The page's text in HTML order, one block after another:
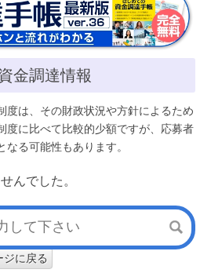
金調達情報
度は、その財政状況や方針によるため
度に比べて比較的少額ですが、応募者
る可能性もあります。
んでした。
ジに戻る